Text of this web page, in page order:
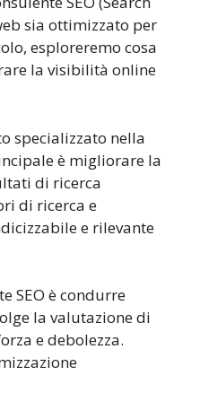
sia ottimizzato per
esploreremo cosa
la visibilità online
specializzato nella
è migliorare la
di ricerca
di ricerca e
e rilevante
SEO è condurre
la valutazione di
e debolezza.